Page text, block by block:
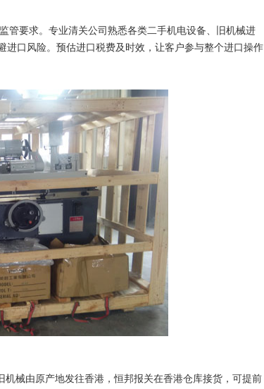
管要求。专业清关公司熟悉各类二手机电设备、旧机械进
口风险。预估进口税费及时效，让客户参与整个进口操作
械由原产地发往香港，恒邦报关在香港仓库接货，可提前